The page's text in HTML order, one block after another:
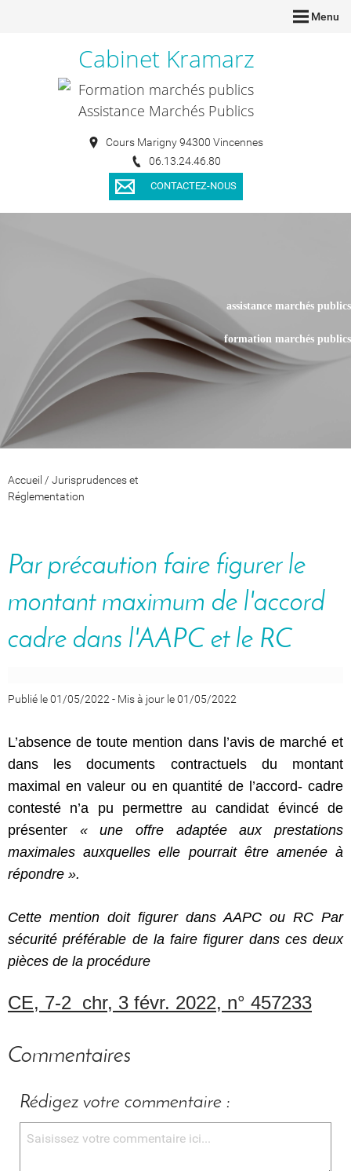
Menu
Cabinet Kramarz
Formation marchés publics
Assistance Marchés Publics
Cours Marigny 94300 Vincennes
06.13.24.46.80
CONTACTEZ-NOUS
assistance marchés publics
formation marchés publics
Accueil / Jurisprudences et
Réglementation
Par précaution faire figurer le
montant maximum de l'accord
cadre dans l'AAPC et le RC
Publié le 01/05/2022- Mis à jour le 01/05/2022
L’absence de toute mention dans l’avis de marché et
dans les documents contractuels du montant
maximal en valeur ou en quantité de l’accord- cadre
contesté n’a pu permettre au candidat évincé de
présenter « une offre adaptée aux prestations
maximales auxquelles elle pourrait être amenée à
répondre ».
Cette mention doit figurer dans AAPC ou RC Par
sécurité préférable de la faire figurer dans ces deux
pièces de la procédure
CE, 7-2 chr, 3 févr. 2022, n° 457233
Commentaires
Rédigez votre commentaire :